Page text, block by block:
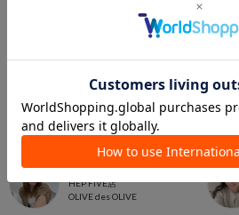
2026.06.19
岩尾七海
HEP FIVE店
OLIVE des OLIVE